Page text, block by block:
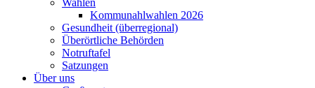
Wahlen
Kommunahlwahlen 2026
Gesundheit (überregional)
Überörtliche Behörden
Notruftafel
Satzungen
Über uns